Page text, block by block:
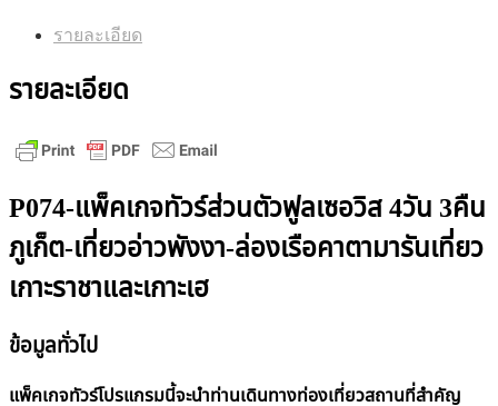
รายละเอียด
รายละเอียด
P074-แพ็คเกจทัวร์ส่วนตัวฟูลเซอวิส 4วัน 3คืน
ภูเก็ต-เที่ยวอ่าวพังงา-ล่องเรือคาตามารันเที่ยว
เกาะราชาและเกาะเฮ
ข้อมูลทั่วไป
แพ็คเกจทัวร์โปรแกรมนี้จะนำท่านเดินทางท่องเที่ยวสถานที่สำคัญ